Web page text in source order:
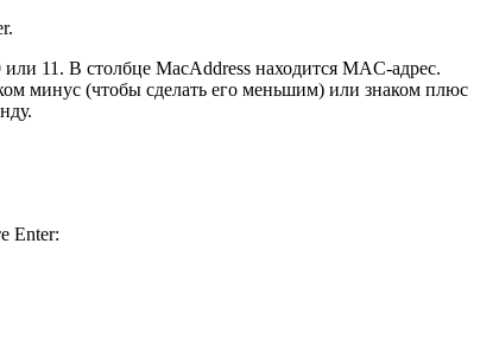
11. В столбце MacAddress находится MAC-адрес.
минус (чтобы сделать его меньшим) или знаком плюс
Enter: